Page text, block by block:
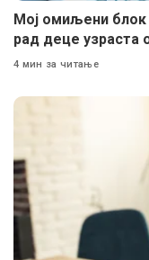
Мој омиљени блок
рад деце узраста
4 мин за читање